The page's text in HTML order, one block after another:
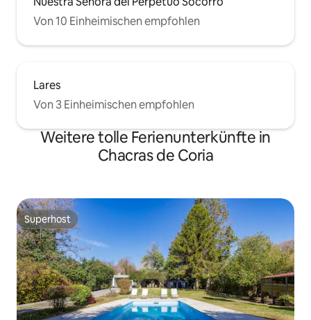
Von 10 Einheimischen empfohlen
Lares
Von 3 Einheimischen empfohlen
Weitere tolle Ferienunterkünfte in
Chacras de Coria
Superhost
Superhost